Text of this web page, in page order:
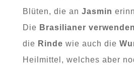
Blüten, die an Jasmin
Die Brasilianer verwenden
die Rinde wie auch die
Heilmittel, welches aber